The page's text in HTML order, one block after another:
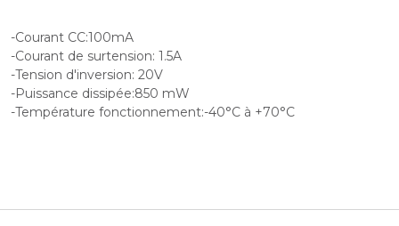
-Courant CC:100mA
-Courant de surtension: 1.5A
-Tension d'inversion: 20V
-Puissance dissipée:850 mW
-Température fonctionnement:-40°C à +70°C